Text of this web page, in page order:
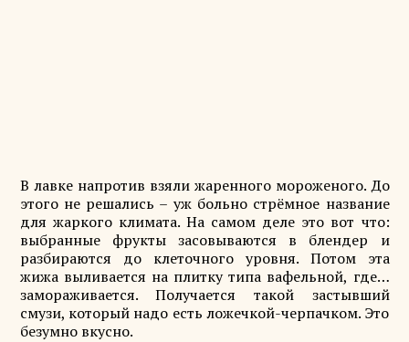
В лавке напротив взяли жаренного мороженого. До
этого не решались – уж больно стрёмное название
для жаркого климата. На самом деле это вот что:
выбранные фрукты засовываются в блендер и
разбираются до клеточного уровня. Потом эта
жижа выливается на плитку типа вафельной, где…
замораживается. Получается такой застывший
смузи, который надо есть ложечкой-черпачком. Это
безумно вкусно.